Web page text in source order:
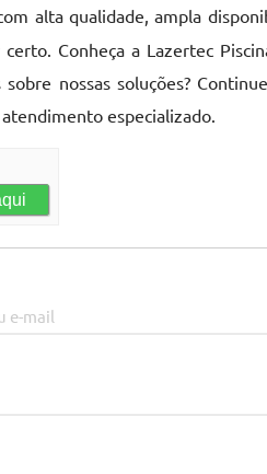
alta qualidade, ampla
Conheça a Lazertec
nossas soluções?
especializado.